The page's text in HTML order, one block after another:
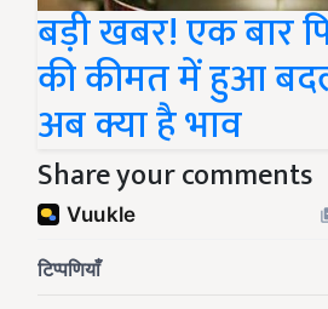
बड़ी खबर! एक बार
की कीमत में हुआ
अब क्या है भाव
Share your comments